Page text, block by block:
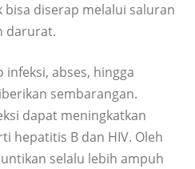
diserap melalui saluran
darurat.
abses, hingga
sembarangan.
dapat meningkatkan
hepatitis B dan HIV. Oleh
selalu lebih ampuh